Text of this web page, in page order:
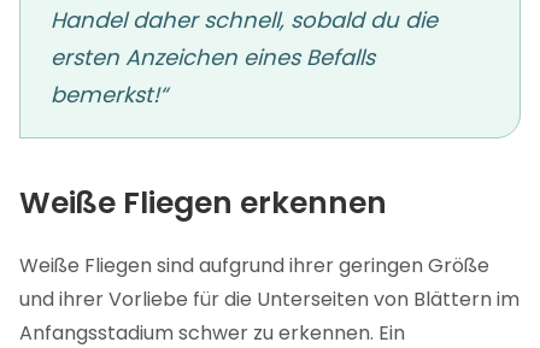
Handel daher schnell, sobald du die
ersten Anzeichen eines Befalls
bemerkst!“
Weiße Fliegen erkennen
Weiße Fliegen sind aufgrund ihrer geringen Größe
und ihrer Vorliebe für die Unterseiten von Blättern im
Anfangsstadium schwer zu erkennen. Ein